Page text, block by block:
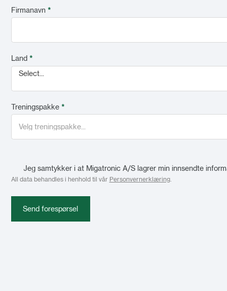
Firmanavn *
Land *
Select...
Treningspakke *
Jeg samtykker i at Migatronic A/S lagrer min innsendte
All data behandles i henhold til vår Personvernerklæring.
Send forespørsel